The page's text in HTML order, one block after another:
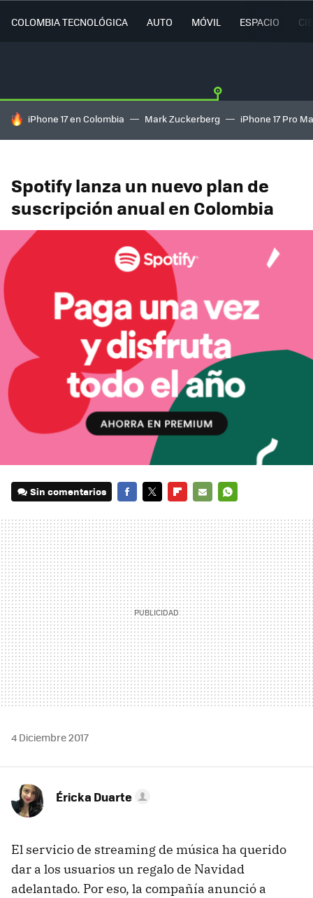
COLOMBIA TECNOLÓGICA AUTO MÓVIL ESPACIO
HOY SE HABLA DE
iPhone 17 en Colombia Mark Zuckerberg iPhone 17 Pro
Spotify lanza un nuevo plan de
suscripción anual en Colombia
Sin comentarios
MAIL
4 Diciembre 2017
Éricka Duarte
El servicio de streaming de música ha querido
dar a los usuarios un regalo de Navidad
adelantado. Por eso, la compañía anunció a